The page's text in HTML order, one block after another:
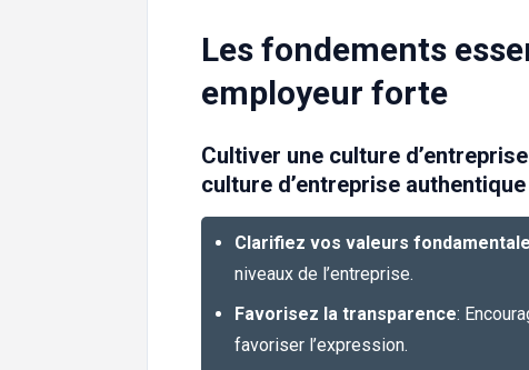
Les fondements
employeur forte
Cultiver une culture
culture d’entreprise
Clarifiez vos valeurs
niveaux de l’entreprise.
Favorisez la transparence:
favoriser l’expression.